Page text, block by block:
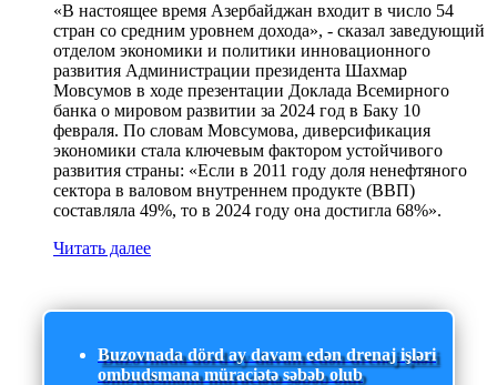
«В настоящее время Азербайджан входит в число 54
стран со средним уровнем дохода», - сказал заведующий
отделом экономики и политики инновационного
развития Администрации президента Шахмар
Мовсумов в ходе презентации Доклада Всемирного
банка о мировом развитии за 2024 год в Баку 10
февраля. По словам Мовсумова, диверсификация
экономики стала ключевым фактором устойчивого
развития страны: «Если в 2011 году доля ненефтяного
сектора в валовом внутреннем продукте (ВВП)
составляла 49%, то в 2024 году она достигла 68%».
Читать далее
Buzovnada dörd ay davam edən drenaj işləri
ombudsmana müraciətə səbəb olub